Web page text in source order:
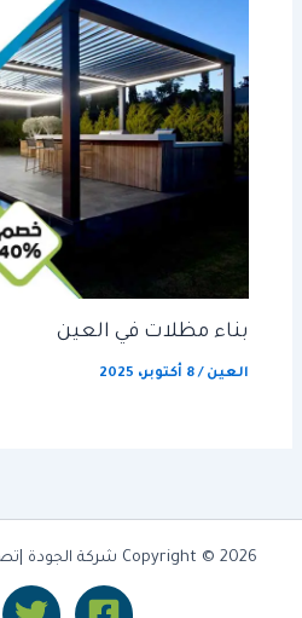
بناء مظلات في العين
العين /8 أكتوبر، 2025
Copyright © 2026 شركة الجودة |تصميم وتطوير شركة